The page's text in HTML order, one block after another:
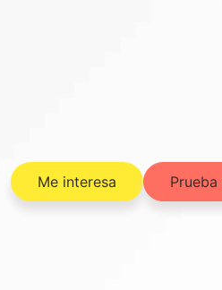
Me interesa